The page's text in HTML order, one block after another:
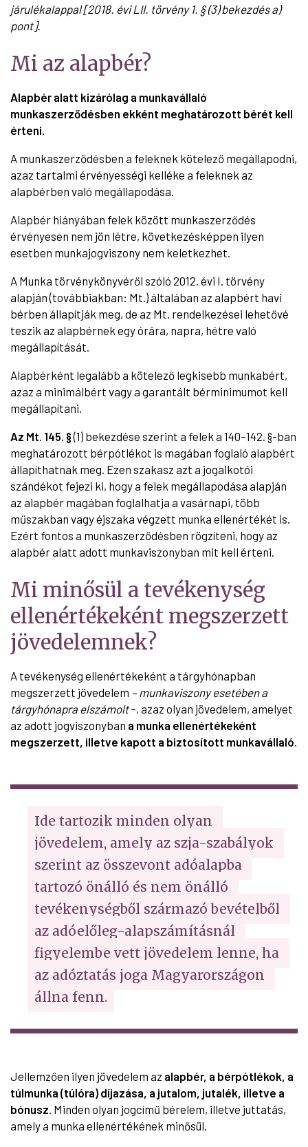
járulékalappal [2018. évi LII. törvény 1. § (3) bekezdés a)
pont].
Mi az alapbér?
Alapbér alatt kizárólag a munkavállaló
munkaszerződésben ekként meghatározott bérét kell
érteni.
A munkaszerződésben a feleknek kötelező megállapodni,
azaz tartalmi érvényességi kelléke a feleknek az
alapbérben való megállapodása.
Alapbér hiányában felek között munkaszerződés
érvényesen nem jön létre, következésképpen ilyen
esetben munkajogviszony nem keletkezhet.
A Munka törvénykönyvéről szóló 2012. évi I. törvény
alapján (továbbiakban: Mt.) általában az alapbért havi
bérben állapítják meg, de az Mt. rendelkezései lehetővé
teszik az alapbérnek egy órára, napra, hétre való
megállapítását.
Alapbérként legalább a kötelező legkisebb munkabért,
azaz a minimálbért vagy a garantált bérminimumot kell
megállapítani.
Az Mt. 145. §(1) bekezdése szerint a felek a 140–142. §-ban
meghatározott bérpótlékot is magában foglaló alapbért
állapíthatnak meg. Ezen szakasz azt a jogalkotói
szándékot fejezi ki, hogy a felek megállapodása alapján
az alapbér magában foglalhatja a vasárnapi, több
műszakban vagy éjszaka végzett munka ellenértékét is.
Ezért fontos a munkaszerződésben rögzíteni, hogy az
alapbér alatt adott munkaviszonyban mit kell érteni.
Mi minősül a tevékenység
ellenértékeként megszerzett
jövedelemnek?
A tevékenység ellenértékeként a tárgyhónapban
megszerzett jövedelem – munkaviszony esetében a
tárgyhónapra elszámolt–, azaz olyan jövedelem, amelyet
az adott jogviszonyban a munka ellenértékeként
megszerzett, illetve kapott a biztosított munkavállaló
Ide tartozik minden olyan
jövedelem, amely az szja-szabályok
szerint az összevont adóalapba
tartozó önálló és nem önálló
tevékenységből származó bevételből
az adóelőleg-alapszámításnál
figyelembe vett jövedelem lenne, ha
az adóztatás joga Magyarországon
állna fenn.
Jellemzően ilyen jövedelem az alapbér, a bérpótlékok, a
túlmunka (túlóra) díjazása, a jutalom, jutalék, illetve a
bónusz . Minden olyan jogcímű bérelem, illetve juttatás,
amely a munka ellenértékének minősül.